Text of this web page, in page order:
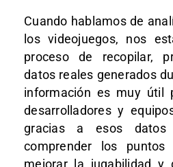
Cuando hablamos de
los videojuegos, nos
proceso de recopilar,
datos reales generados
información es muy útil
desarrolladores y
gracias a esos
comprender los
mejorar la jugabilidad y